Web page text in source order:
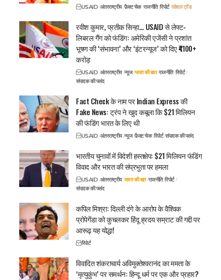
USAID अंतरराष्ट्रीय फ़ैक्ट चेक राजनीति रिपोर्ट सोशल ट्रेंड
रवीश कुमार, प्रतीक सिन्हा… USAID से लेफ्ट-
लिबरल गैंग को फंडिंग: अमेरिकी एजेंसी ने प्रशांत
भूषण की ‘संभावना’ और ‘इंटरन्यूज’ को दिए ₹4100+
करोड़
USAID अंतरराष्ट्रीय न्यूज भारत की बात राजनीति रिपोर्ट
संपादक की पसंद
Fact Check के नाम पर Indian Express की
Fake News: ट्रंप ने खुद कबूला कि $21 मिलियन
की फंडिंग भारत के लिए थी
USAID अंतरराष्ट्रीय न्यूज फ़ैक्ट चेक रिपोर्ट संपादक की पसंद
भारतीय चुनावों में विदेशी हस्तक्षेप: $21 मिलियन फंडिंग
विवाद और भारत की संप्रभुता पर हमला
USAID अंतरराष्ट्रीय भारत की बात राजनीति रिपोर्ट
संपादक की पसंद
कपिल मिश्रा: दिल्ली दंगे के आरोप के वैश्विक
प्रोपेगेंडा को कुचलकर हिंदू ह्रदय सम्राट की गद्दी पर
आरूढ़ यह योद्धा!
रिपोर्ट
विवादित शंकराचार्य अविमुक्तेश्वरानंद का ममता के
‘मृत्युकुंभ’ पर समर्थन: हिन्दू धर्म पर एक और प्रहार?